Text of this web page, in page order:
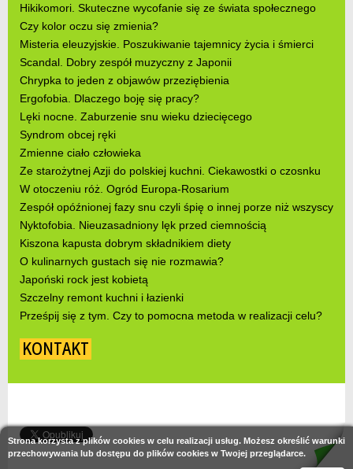
Hikikomori. Skuteczne wycofanie się ze świata społecznego
Czy kolor oczu się zmienia?
Misteria eleuzyjskie. Poszukiwanie tajemnicy życia i śmierci
Scandal. Dobry zespół muzyczny z Japonii
Chrypka to jeden z objawów przeziębienia
Ergofobia. Dlaczego boję się pracy?
Lęki nocne. Zaburzenie snu wieku dziecięcego
Syndrom obcej ręki
Zmienne ciało człowieka
Ze starożytnej Azji do polskiej kuchni. Ciekawostki o czosnku
W otoczeniu róż. Ogród Europa-Rosarium
Zespół opóźnionej fazy snu czyli śpię o innej porze niż wszyscy
Nyktofobia. Nieuzasadniony lęk przed ciemnością
Kiszona kapusta dobrym składnikiem diety
O kulinarnych gustach się nie rozmawia?
Japoński rock jest kobietą
Szczelny remont kuchni i łazienki
Prześpij się z tym. Czy to pomocna metoda w realizacji celu?
KONTAKT
Strona korzysta z plików cookies w celu realizacji usług. Możesz określić warunki
przechowywania lub dostępu do plików cookies w Twojej przeglądarce.